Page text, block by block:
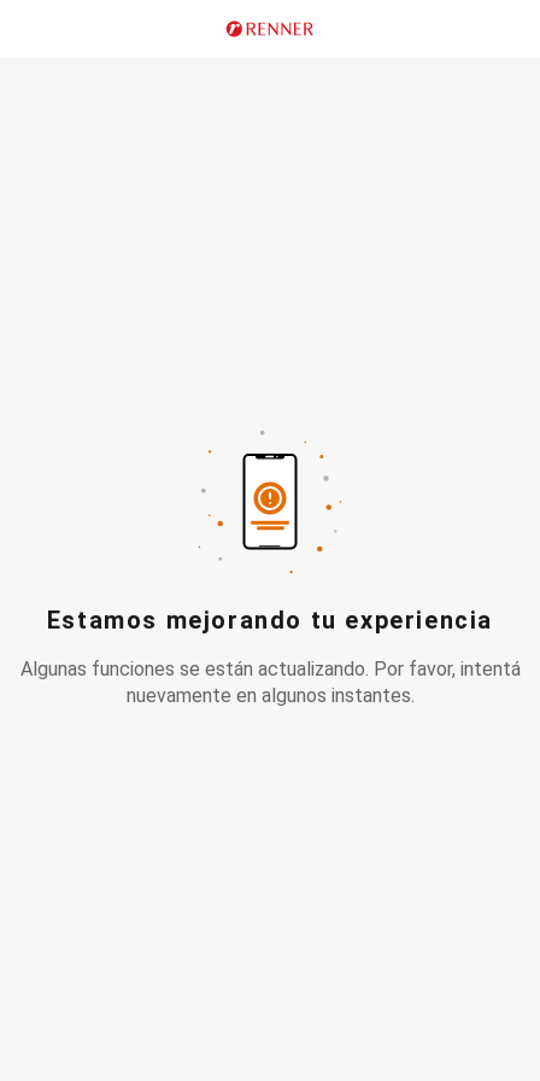
Estamos mejorando tu experiencia
Algunas funciones se están actualizando. Por favor, intentá
nuevamente en algunos instantes.